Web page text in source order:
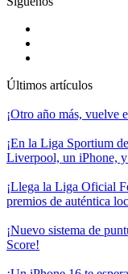
Últimos artículos
¡Otro año más, vuelve
¡En la Liga Sportium
Liverpool, un iPhone,
¡Llega la Liga Oficial
premios de auténtica
¡Nuevo sistema de
Score!